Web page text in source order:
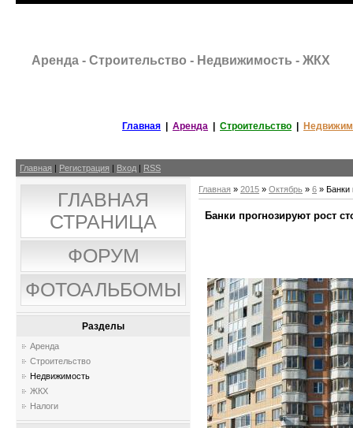
Аренда - Строительство - Недвижимость - ЖКХ
Главная Аренда Строительство
Главная Регистрация Вход RSS
ГЛАВНАЯ
СТРАНИЦА
ФОРУМ
ФОТОАЛЬБОМЫ
Разделы
Аренда
Строительство
Недвижимость
ЖКХ
Налоги
Главная » 2015 » Октябрь » 6 » Банки
Банки прогнозируют рост